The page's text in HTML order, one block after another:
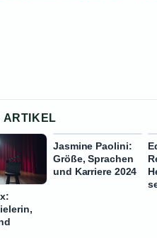
ARTIKEL
Jasmine Paolini:
Größe, Sprachen
und Karriere 2024